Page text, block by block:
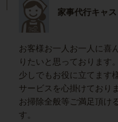
家事代行キャ
お客様お一人お一人に喜
りたいと思っております。
少しでもお役に立てます
サービスを心掛けており
お掃除全般等ご満足頂け
す。